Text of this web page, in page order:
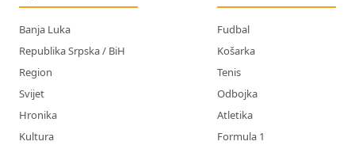
Banja Luka
Republika Srpska / BiH
Region
Svijet
Hronika
Kultura
Fudbal
Košarka
Tenis
Odbojka
Atletika
Formula 1